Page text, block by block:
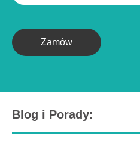
Zamów
Blog i Porady: